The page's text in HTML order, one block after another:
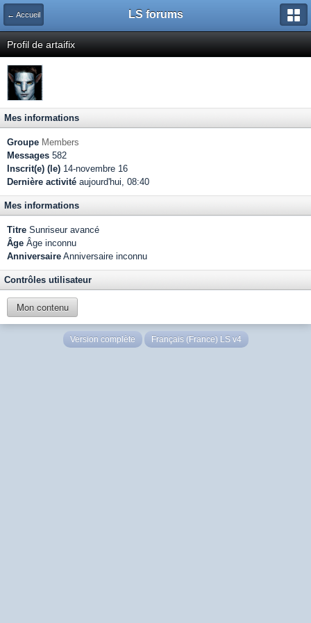
← Accueil LS forums
Profil de artaifix
Mes informations
Groupe Members
Messages 582
Inscrit(e) (le) 14-novembre 16
Dernière activité aujourd'hui, 08:40
Mes informations
Titre Sunriseur avancé
Âge Âge inconnu
Anniversaire Anniversaire inconnu
Contrôles utilisateur
Mon contenu
Version complète Français (France) LS v4